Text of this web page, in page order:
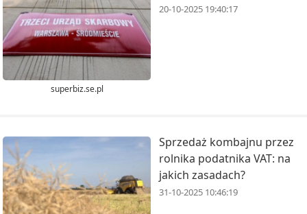
superbiz.se.pl
20-10-2025 19:40:17
Sprzedaż kombajnu przez
rolnika podatnika VAT: na
jakich zasadach?
31-10-2025 10:46:19